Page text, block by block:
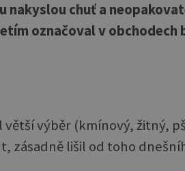
nakyslou chuť a
označoval v obchodech
výběr (kmínový, žitný,
zásadně lišil od toho